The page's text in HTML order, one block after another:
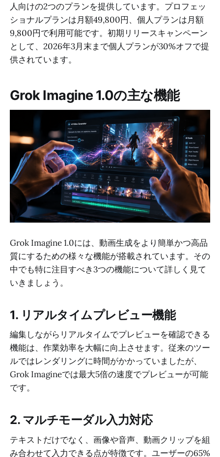
人向けの2つのプランを提供しています。プロフェッ
ショナルプランは月額49,800円、個人プランは月額
9,800円で利用可能です。初期リリースキャンペーン
として、2026年3月末まで個人プランが30%オフで提
供されています。
Grok Imagine 1.0の主な機能
Grok Imagine 1.0には、動画生成をより簡単かつ高品
質にするための様々な機能が搭載されています。その
中でも特に注目すべき3つの機能について詳しく見て
いきましょう。
1. リアルタイムプレビュー機能
編集しながらリアルタイムでプレビューを確認できる
機能は、作業効率を大幅に向上させます。従来のツー
ルではレンダリングに時間がかかっていましたが、
Grok Imagineでは最大5倍の速度でプレビューが可能
です。
2. マルチモーダル入力対応
テキストだけでなく、画像や音声、動画クリップを組
み合わせて入力できる点が特徴です。ユーザーの65%